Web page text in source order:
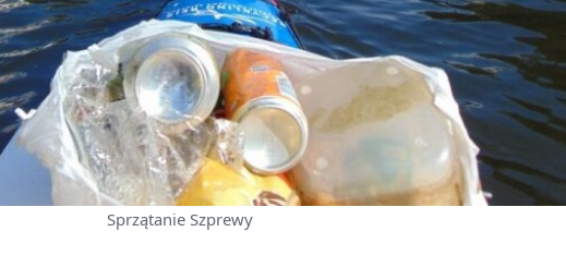
Sprzątanie Szprewy